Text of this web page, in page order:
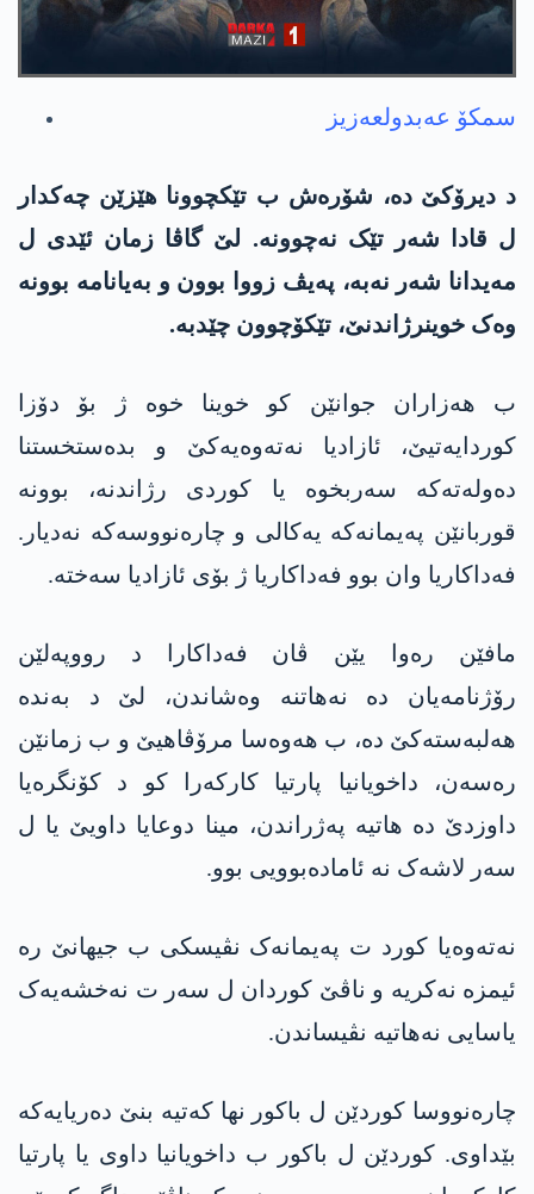
سمكۆ عه‌بدولعه‌زیز
د دیرۆکێ دە، شۆرەش ب تێکچوونا هێزێن چەکدار
ل قادا شەر تێک نەچوونە. لێ گاڤا زمان ئێدی ل
مەیدانا شەر نەبە، پەیڤ زووا بوون و به‌یانامه‌ بوونه‌
وەک خوینرژاندنێ، تێكۆچوون چێدبه‌.
ب هەزاران جوانێن کو خوینا خوە ژ بۆ دۆزا
کوردایه‌تیێ، ئازادیا نەتەوەیەکێ و بدەستخستنا
دەولەتەکە سەربخوە یا کوردی رژاندنە، بوونە
قوربانێن پەیمانەکە یەکالی و چارەنووسەکە نەدیار.
فەداکاریا وان بوو فەداکاریا ژ بۆی ئازادیا سەختە.
مافێن رەوا یێن ڤان فه‌داكارا د رووپەلێن
رۆژنامەیان دە نەهاتنە وەشاندن، لێ د به‌نده‌
هەلبەسته‌كێ دە، ب هەوەسا مرۆڤاهیێ و ب زمانێن
رەسەن، داخویانیا پارتیا کارکەرا کو د کۆنگرەیا
داوزدێ دە هاتیە پەژراندن، مینا دوعایا داویێ یا ل
سەر لاشەک نە ئامادەبوویی بوو.
نەتەوەیا کورد ت پەیمانەک نڤیسکی ب جیهانێ رە
ئیمزە نەکریە و ناڤێ کوردان ل سەر ت نەخشەیەک
یاسایی نەهاتیە نڤیساندن.
چارەنووسا کوردێن ل باکور نها كه‌تیه‌ بنێ دەریایەکە
بێداوی. کوردێن ل باکور ب داخویانیا داوی یا پارتیا